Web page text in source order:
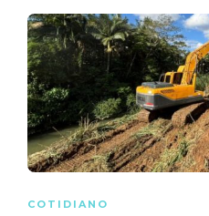
COTIDIANO